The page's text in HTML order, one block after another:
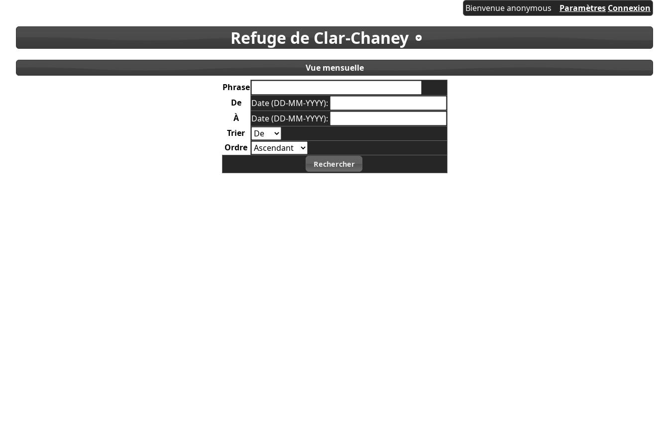
Bienvenue anonymous Paramètres Connexion
Refuge de Clar-Chaney
Vue mensuelle
Phrase
De
Date (DD-MM-YYYY):
À
Date (DD-MM-YYYY):
Trier
Ordre